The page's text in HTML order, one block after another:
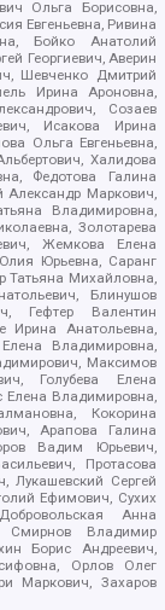
Ольга Борисовна,
Евгеньевна, Ривина
Бойко Анатолий
Георгиевич, Аверин
Шевченко Дмитрий
Ирина Ароновна,
Созаев
Исакова Ирина
Ольга Евгеньевна,
Халидова
Федотова Галина
Александр Маркович,
Владимировна,
Золотарева
Жемкова Елена
Юрьевна, Саранг
Татьяна Михайловна,
Блинушов
Гефтер Валентин
Ирина Анатольевна,
Владимировна,
Максимов
Голубева Елена
Елена Владимировна,
Кокорина
Арапова Галина
Вадим Юрьевич,
Протасова
Лукашевский Сергей
Ефимович, Сухих
Анна
Смирнов Владимир
Борис Андреевич,
Орлов Олег
Маркович, Захаров